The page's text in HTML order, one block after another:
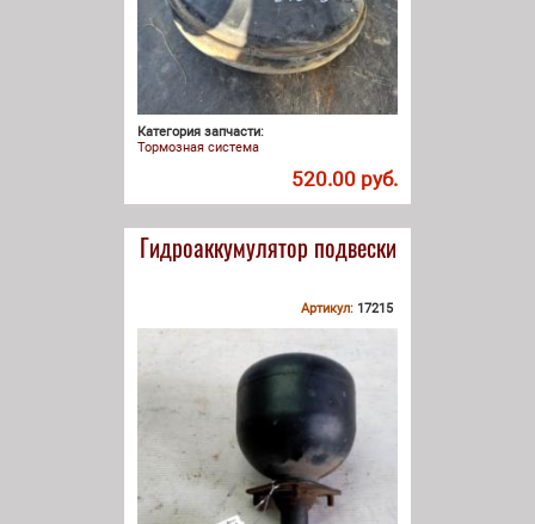
Категория запчасти:
Тормозная система
520.00 руб.
Гидроаккумулятор подвески
Артикул: 17215